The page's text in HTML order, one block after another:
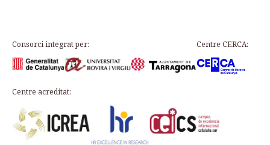
Consorci integrat per: Centre CERCA:
Centre acreditat: